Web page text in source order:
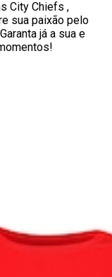
City Chiefs ,
sua paixão pelo
já a sua e